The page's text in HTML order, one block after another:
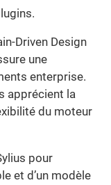
Driven Design
une
enterprise.
apprécient la
du moteur
pour
et d’un modèle